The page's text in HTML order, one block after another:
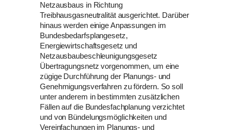
Netzausbaus in Richtung
Treibhausgasneutralität ausgerichtet. Darüber
hinaus werden einige Anpassungen im
Bundesbedarfsplangesetz,
Energiewirtschaftsgesetz und
Netzausbaubeschleunigungsgesetz
Übertragungsnetz vorgenommen, um eine
zügige Durchführung der Planungs- und
Genehmigungsverfahren zu fördern. So soll
unter anderem in bestimmten zusätzlichen
Fällen auf die Bundesfachplanung verzichtet
und von Bündelungsmöglichkeiten und
Vereinfachungen im Planungs- und